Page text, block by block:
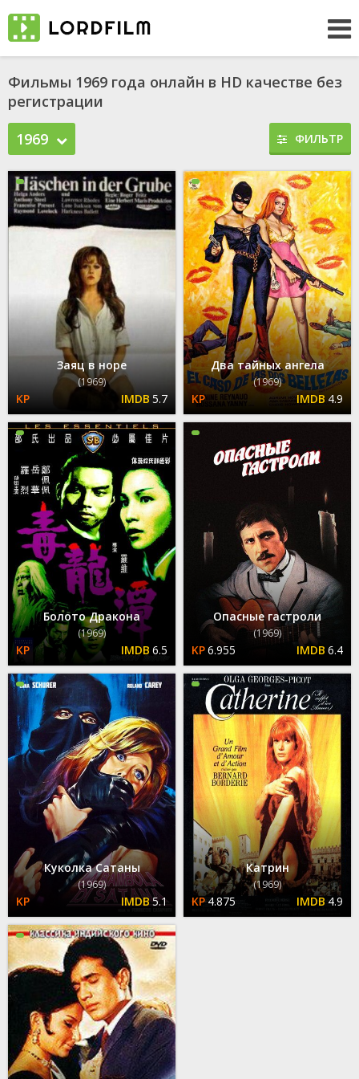
Фильмы 1969 года онлайн в HD качестве без
регистрации
1969
ФИЛЬТР
Заяц в норе
(1969)
5.7
Два тайных ангела
(1969)
4.9
Болото Дракона
(1969)
6.5
Опасные гастроли
(1969)
6.955 6.4
Куколка Сатаны
(1969)
5.1
Катрин
(1969)
4.875 4.9